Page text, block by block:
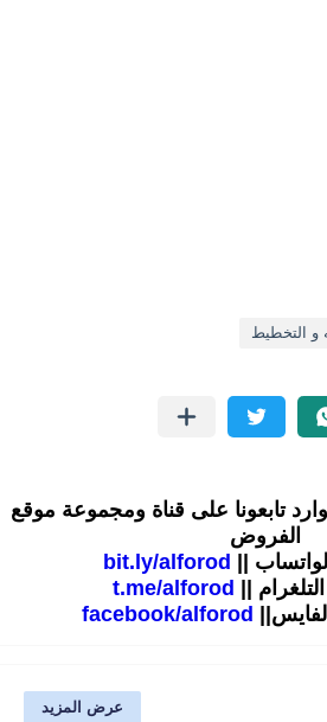
و التخطيط
تابعونا على قناة ومجموعة موقع
الفروض
||
bit.ly/alforod
||
t.me/alforod
facebook/alforod
عرض المزيد